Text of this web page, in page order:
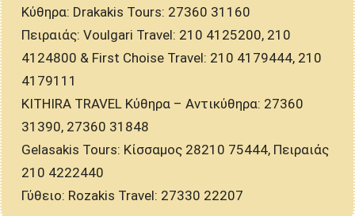
Κύθηρα: Drakakis Tours: 27360 31160
Πειραιάς: Voulgari Travel: 210 4125200, 210
4124800 & First Choise Travel: 210 4179444, 210
4179111
KITHIRA TRAVEL Κύθηρα – Αντικύθηρα: 27360
31390, 27360 31848
Gelasakis Tours: Κίσσαμος 28210 75444, Πειραιάς
210 4222440
Γύθειο: Rozakis Travel: 27330 22207